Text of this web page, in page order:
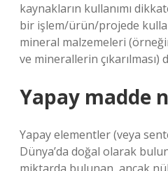
kaynakların kullanımı dikkate
bir işlem/ürün/projede
mineral malzemeleri
ve minerallerin çıkarılması)
Yapay madde
Yapay elementler (veya
Dünya’da doğal olarak